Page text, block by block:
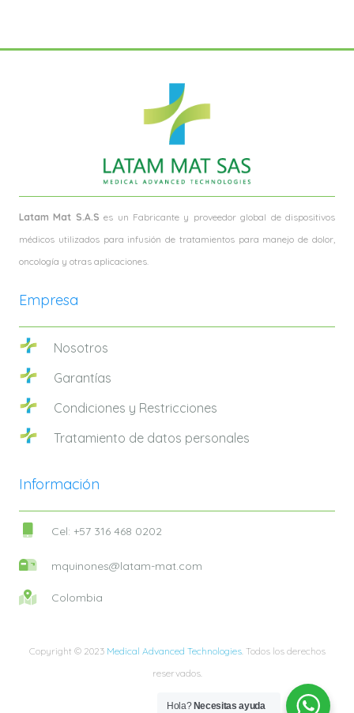
Latam Mat S.A.S es un Fabricante y proveedor global de dispositivos
médicos utilizados para infusión de tratamientos para manejo de dolor,
oncología y otras aplicaciones.
Empresa
Nosotros
Garantías
Condiciones y Restricciones
Tratamiento de datos personales
Información
Cel: +57 316 468 0202
mquinones@latam-mat.com
Colombia
Copyright © 2023 Medical Advanced Technologies. Todos los derechos
reservados.
Hola? Necesitas ayuda